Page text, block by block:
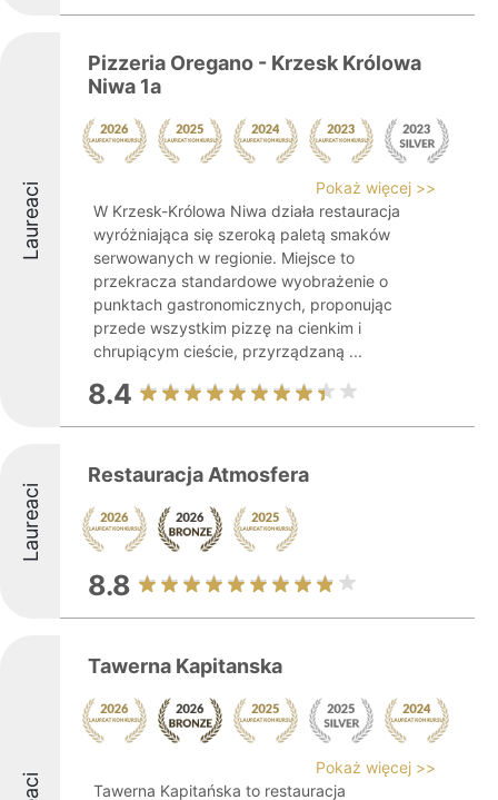
Laureaci
Pizzeria Oregano - Krzesk Królowa
Niwa 1a
Pokaż więcej >>
W Krzesk-Królowa Niwa działa restauracja
wyróżniająca się szeroką paletą smaków
serwowanych w regionie. Miejsce to
przekracza standardowe wyobrażenie o
punktach gastronomicznych, proponując
przede wszystkim pizzę na cienkim i
chrupiącym cieście, przyrządzaną ...
8.4
Laureaci
Restauracja Atmosfera
8.8
Tawerna Kapitanska
Pokaż więcej >>
Tawerna Kapitańska to restauracja